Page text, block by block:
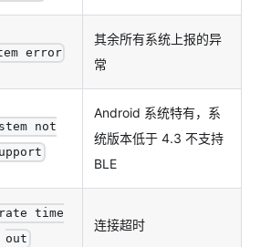
error
其余所有系统上报的异
常
not
Android 系统特有，系
统版本低于 4.3 不支持
BLE
time
out
连接超时